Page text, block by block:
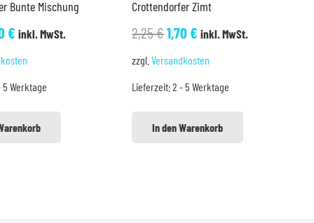
Bunte Mischung
€
€Aktueller
1,70 €.
inkl. MwSt.
5 Werktage
Crottendorfer Zimt
2,25€Ursprünglicher
Preis
2,25 €
1,70€Aktueller
1,70 €.
inkl. MwSt.
zzgl.Versandkosten
Lieferzeit:2 - 5 Werktage
In den Warenkorb